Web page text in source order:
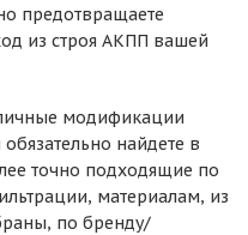
предотвращаете
из строя АКПП вашей
модификации
найдете в
точно подходящие по
материалам, из
по бренду/